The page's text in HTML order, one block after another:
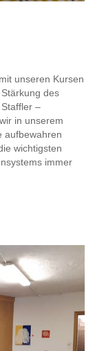
unseren Kursen
des
–
in unserem
aufbewahren
wichtigsten
immer